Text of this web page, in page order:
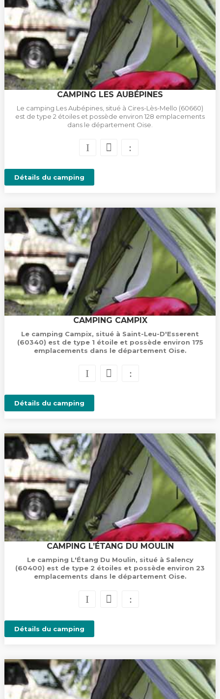
CAMPING LES AUBÉPINES
Le camping Les Aubépines, situé à Cires-Lès-Mello (60660)
est de type 2 étoiles et possède environ 128 emplacements
dans le département Oise.
Détails du camping
CAMPING CAMPIX
Le camping Campix, situé à Saint-Leu-D'Esserent
(60340) est de type 1 étoile et possède environ 175
emplacements dans le département Oise.
Détails du camping
CAMPING L’ÉTANG DU MOULIN
Le camping L'Étang Du Moulin, situé à Salency
(60400) est de type 2 étoiles et possède environ 23
emplacements dans le département Oise.
Détails du camping